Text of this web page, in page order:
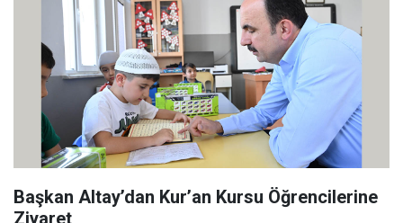
Başkan Altay’dan Kur’an Kursu Öğrencilerine
Ziyaret